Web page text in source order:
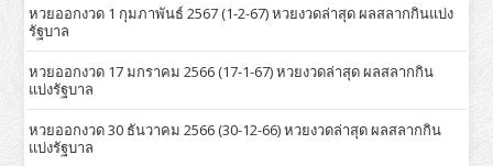
หวยออกงวด 1 กุมภาพันธ์ 2567 (1-2-67) หวยงวดล่าสุด ผลสลากกินแบ่ง
รัฐบาล
หวยออกงวด 17 มกราคม 2566 (17-1-67) หวยงวดล่าสุด ผลสลากกิน
แบ่งรัฐบาล
หวยออกงวด 30 ธันวาคม 2566 (30-12-66) หวยงวดล่าสุด ผลสลากกิน
แบ่งรัฐบาล